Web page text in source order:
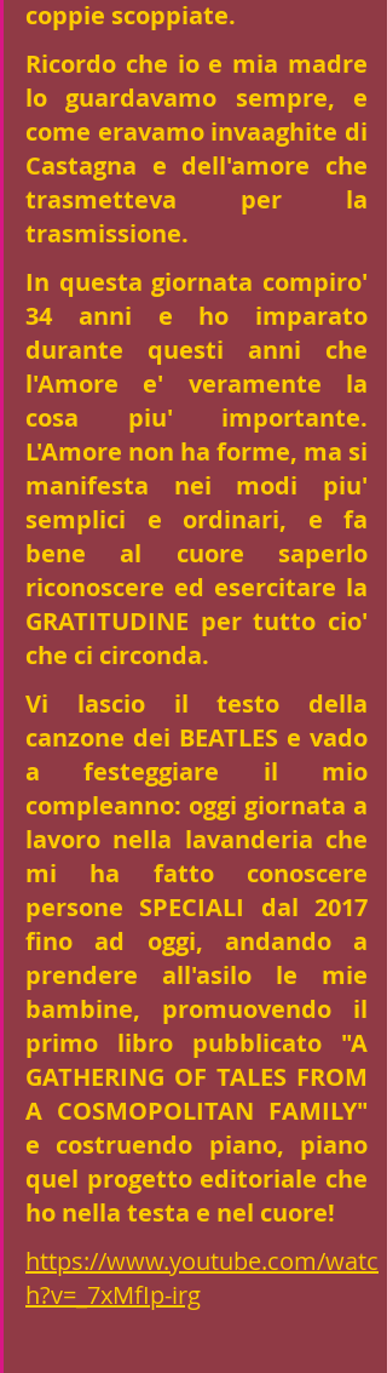
coppie scoppiate.
Ricordo che io e mia madre
lo guardavamo sempre, e
come eravamo invaaghite di
Castagna e dell'amore che
trasmetteva per la
trasmissione.
In questa giornata compiro'
34 anni e ho imparato
durante questi anni che
l'Amore e' veramente la
cosa piu' importante.
L'Amore non ha forme, ma si
manifesta nei modi piu'
semplici e ordinari, e fa
bene al cuore saperlo
riconoscere ed esercitare la
GRATITUDINE per tutto cio'
che ci circonda.
Vi lascio il testo della
canzone dei BEATLES e vado
a festeggiare il mio
compleanno: oggi giornata a
lavoro nella lavanderia che
mi ha fatto conoscere
persone SPECIALI dal 2017
fino ad oggi, andando a
prendere all'asilo le mie
bambine, promuovendo il
primo libro pubblicato "A
GATHERING OF TALES FROM
A COSMOPOLITAN FAMILY"
e costruendo piano, piano
quel progetto editoriale che
ho nella testa e nel cuore!
https://www.youtube.com/watc
h?v=_7xMfIp-irg